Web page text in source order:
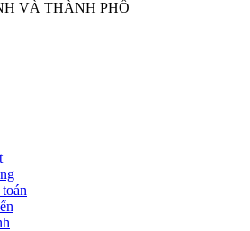
VÀ THÀNH PHỐ